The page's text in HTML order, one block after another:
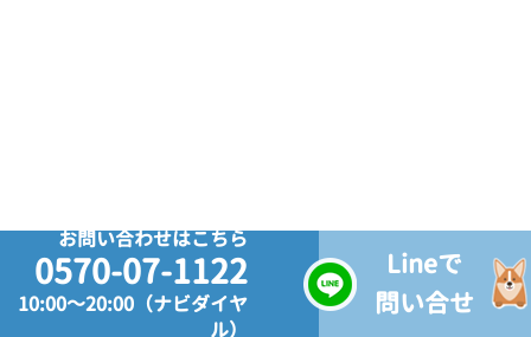
お問い合わせはこちら
0570-07-1122
10:00～20:00（ナビダイヤ
ル）
Lineで
問い合せ